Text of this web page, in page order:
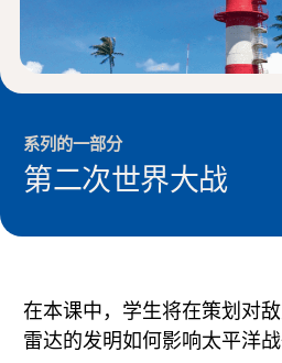
系列的一部分
第二次世界大战
在本课中，学生将在策划对
雷达的发明如何影响太平洋战